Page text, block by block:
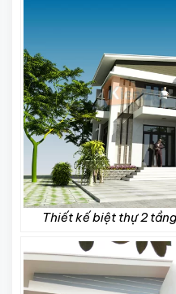
Thiết kế biệt thự 2